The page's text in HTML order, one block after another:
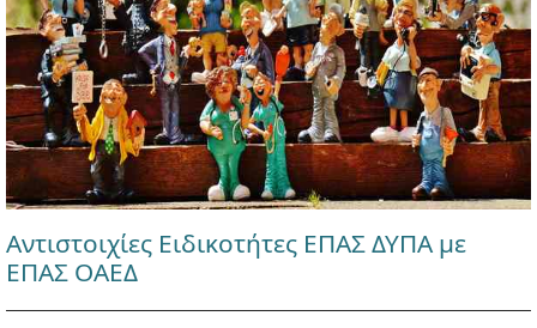
Αντιστοιχίες Ειδικοτήτες ΕΠΑΣ ΔΥΠΑ με
ΕΠΑΣ ΟΑΕΔ